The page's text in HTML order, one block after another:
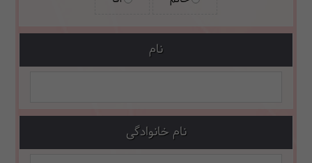
نام
نام خانوادگی